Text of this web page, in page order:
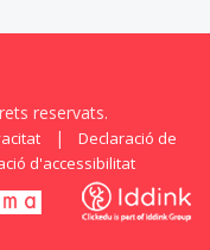
reservats.
|
Declaració de
d'accessibilitat